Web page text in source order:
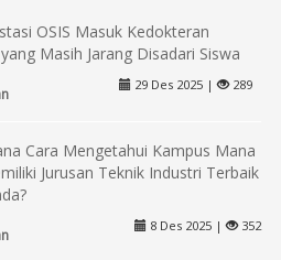
OSIS Masuk Kedokteran
Masih Jarang Disadari Siswa
29 Des 2025 | 289
Cara Mengetahui Kampus Mana
Jurusan Teknik Industri Terbaik
8 Des 2025 | 352